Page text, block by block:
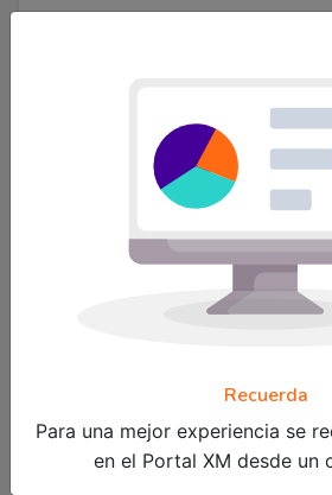
¿Qué sigue después de
Agentes registrados
Recuerda
Para una mejor experiencia se
en el Portal XM desde un